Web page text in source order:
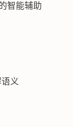
智能辅助
义